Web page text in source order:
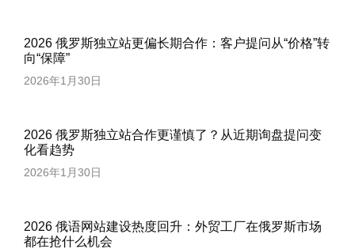
2026 俄罗斯独立站更偏长期合作：客户提问从“价格”转
向“保障”
2026年1月30日
2026 俄罗斯独立站合作更谨慎了？从近期询盘提问变
化看趋势
2026年1月30日
2026 俄语网站建设热度回升：外贸工厂在俄罗斯市场
都在抢什么机会